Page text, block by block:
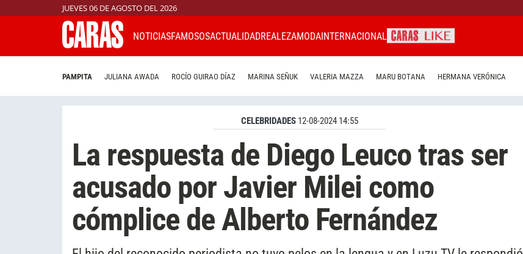
JUEVES 06 DE AGOSTO DEL 2026
NOTICIASFAMOSOSACTUALIDADREALEZAMODAINTERNACIONAL
PAMPITA JULIANA AWADA ROCÍO GUIRAO DÍAZ MARINA SEÑUK VALERIA MAZZA MARU BOTANA HERMANA VERÓNICA
CELEBRIDADES 12-08-2024 14:55
La respuesta de Diego Leuco tras ser
acusado por Javier Milei como
cómplice de Alberto Fernández